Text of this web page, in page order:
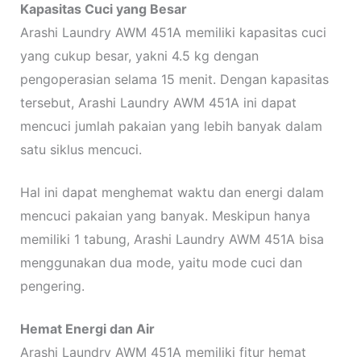
Kapasitas Cuci yang Besar
Arashi Laundry AWM 451A memiliki kapasitas cuci
yang cukup besar, yakni 4.5 kg dengan
pengoperasian selama 15 menit. Dengan kapasitas
tersebut, Arashi Laundry AWM 451A ini dapat
mencuci jumlah pakaian yang lebih banyak dalam
satu siklus mencuci.
Hal ini dapat menghemat waktu dan energi dalam
mencuci pakaian yang banyak. Meskipun hanya
memiliki 1 tabung, Arashi Laundry AWM 451A bisa
menggunakan dua mode, yaitu mode cuci dan
pengering.
Hemat Energi dan Air
Arashi Laundry AWM 451A memiliki fitur hemat